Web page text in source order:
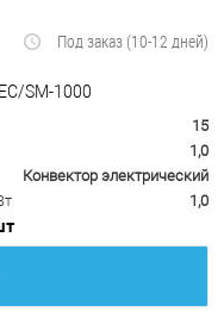
Под заказ (10-12 дней)
SM-1000
15
1,0
Конвектор электрический
1,0